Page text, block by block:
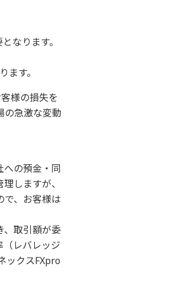
なります。
す。
様の損失を
の急激な変動
への預金・同
しますが、
で、お客様は
、取引額が委
レバレッジ
ックスFXpro